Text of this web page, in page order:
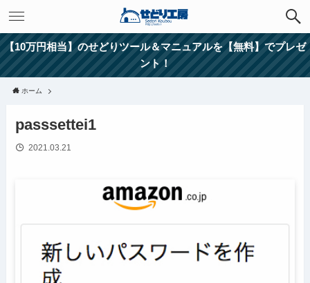
【10万円相当】のせどりツール＆マニュアルを【無料】でプレゼ
ント！
ホーム
passsettei1
2021.03.21